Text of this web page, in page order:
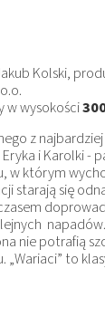
Kolski,
w wysokości
z
i Karolki -
w którym
starają się
nie potrafią
„Wariaci” to